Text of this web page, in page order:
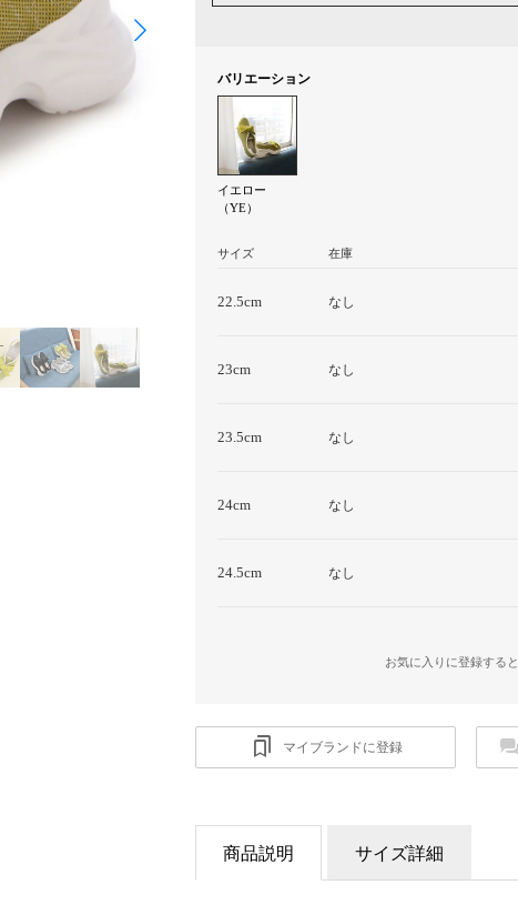
バリエーション
イエロー
（YE）
サイズ 在庫
22.5cm なし
23cm なし
23.5cm なし
24cm なし
24.5cm なし
お気に入りに登録すると
マイブランドに登録
商品説明 サイズ詳細